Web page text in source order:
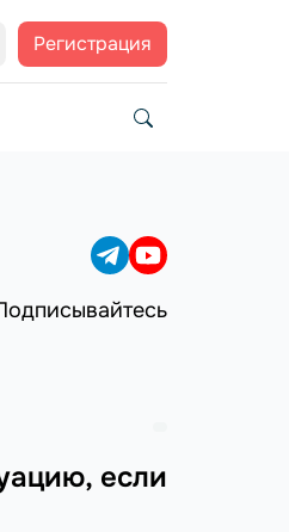
Регистрация
если